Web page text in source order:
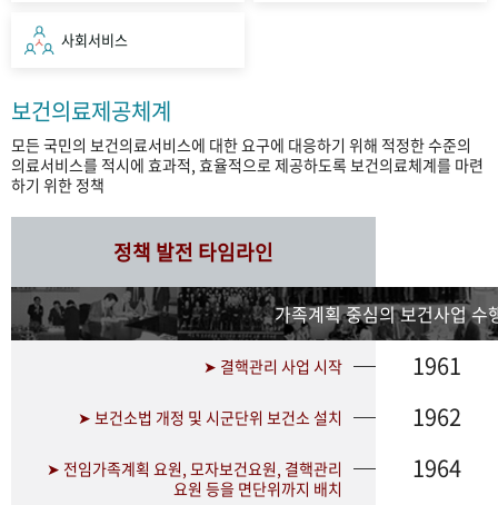
사회서비스
보건의료제공체계
모든 국민의 보건의료서비스에 대한 요구에 대응하기 위해 적정한 수준의
의료서비스를 적시에 효과적, 효율적으로 제공하도록 보건의료체계를 마련
하기 위한 정책
정책 발전 타임라인
가족계획 중심의 보건사업 수
➤ 결핵관리 사업 시작 1961
➤ 보건소법 개정 및 시군단위 보건소 설치 1962
➤ 전임가족계획 요원, 모자보건요원, 결핵관리
요원 등을 면단위까지 배치
1964